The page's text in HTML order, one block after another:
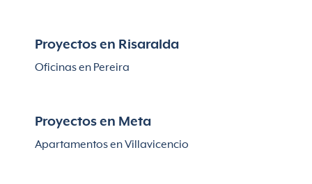
Proyectos en Risaralda
Oficinas en Pereira
Proyectos en Meta
Apartamentos en Villavicencio